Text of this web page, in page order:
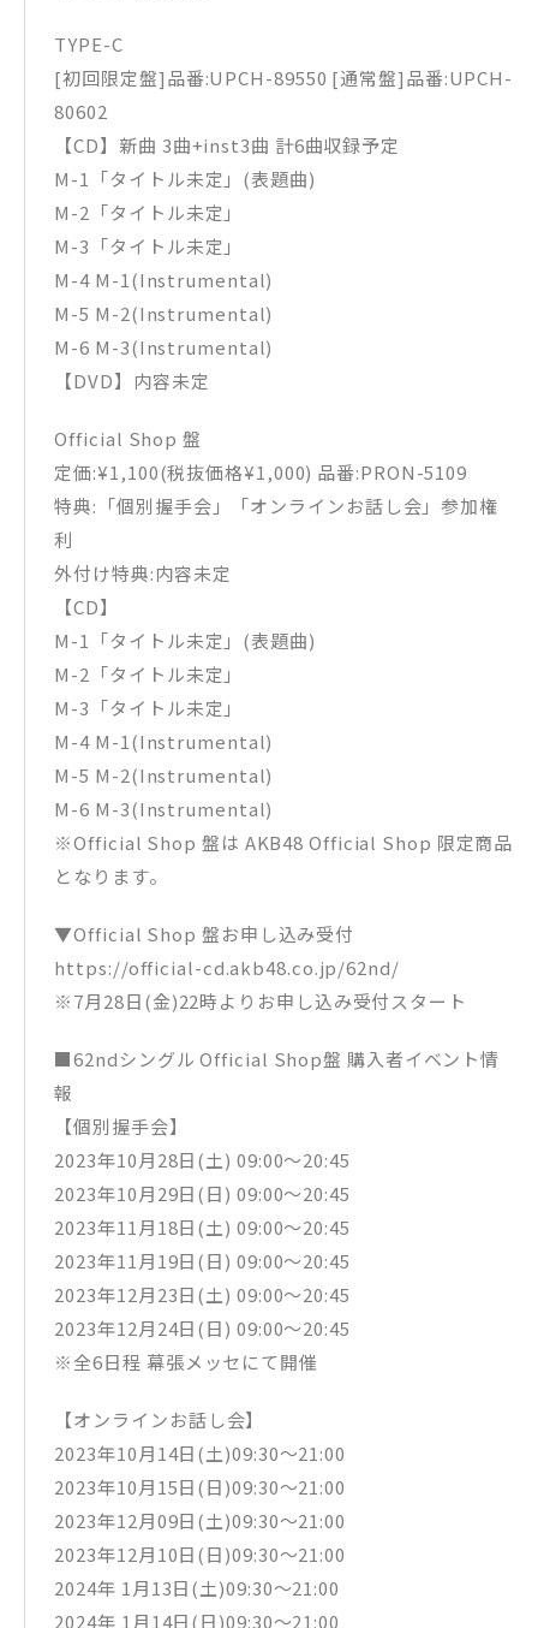
TYPE-C
[初回限定盤]品番:UPCH-89550 [通常盤]品番:UPCH-
80602
【CD】新曲 3曲+inst3曲 計6曲収録予定
M-1「タイトル未定」(表題曲)
M-2「タイトル未定」
M-3「タイトル未定」
M-4 M-1(Instrumental)
M-5 M-2(Instrumental)
M-6 M-3(Instrumental)
【DVD】内容未定
Official Shop 盤
定価:¥1,100(税抜価格¥1,000) 品番:PRON-5109
特典:「個別握手会」「オンラインお話し会」参加権
利
外付け特典:内容未定
【CD】
M-1「タイトル未定」(表題曲)
M-2「タイトル未定」
M-3「タイトル未定」
M-4 M-1(Instrumental)
M-5 M-2(Instrumental)
M-6 M-3(Instrumental)
※Official Shop 盤は AKB48 Official Shop 限定商品
となります。
▼Official Shop 盤お申し込み受付
https://official-cd.akb48.co.jp/62nd/
※7月28日(金)22時よりお申し込み受付スタート
■62ndシングル Official Shop盤 購入者イベント情
報
【個別握手会】
2023年10月28日(土) 09:00〜20:45
2023年10月29日(日) 09:00〜20:45
2023年11月18日(土) 09:00〜20:45
2023年11月19日(日) 09:00〜20:45
2023年12月23日(土) 09:00〜20:45
2023年12月24日(日) 09:00〜20:45
※全6日程 幕張メッセにて開催
【オンラインお話し会】
2023年10月14日(土)09:30〜21:00
2023年10月15日(日)09:30〜21:00
2023年12月09日(土)09:30〜21:00
2023年12月10日(日)09:30〜21:00
2024年 1月13日(土)09:30〜21:00
2024年 1月14日(日)09:30〜21:00